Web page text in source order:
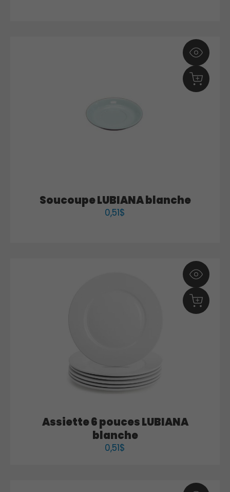
Soucoupe LUBIANA blanche
0,51$
Assiette 6 pouces LUBIANA
blanche
0,51$